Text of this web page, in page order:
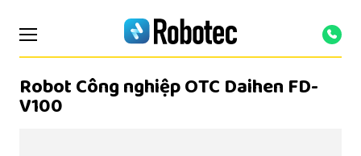
Robot Công nghiệp OTC Daihen FD-
V100